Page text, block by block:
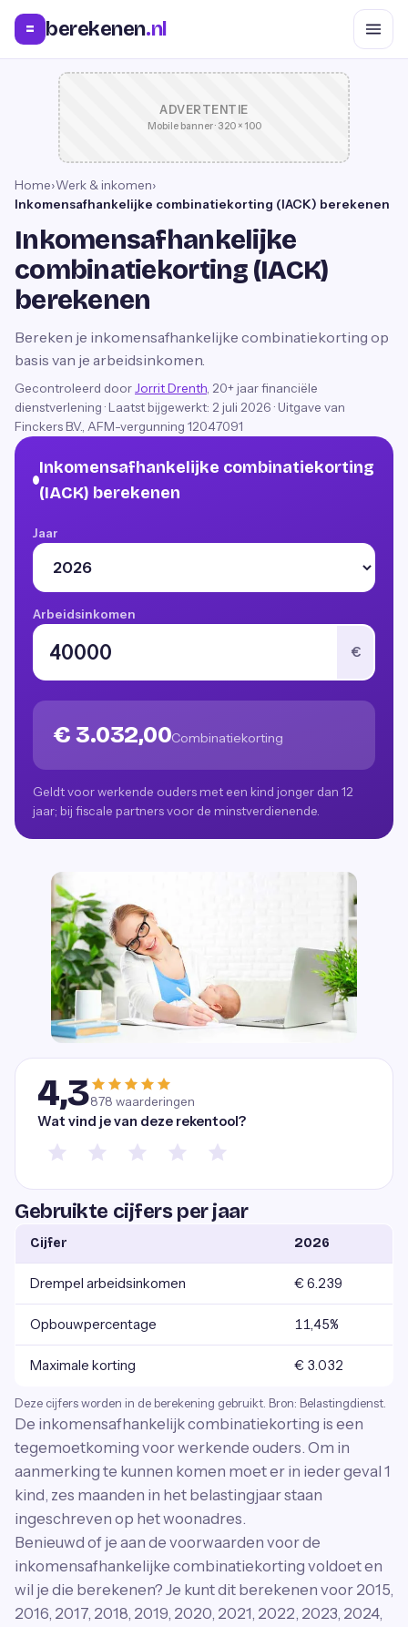
= berekenen.nl
ADVERTENTIE
Mobile banner · 320 × 100
Home›Werk & inkomen›
Inkomensafhankelijke combinatiekorting (IACK) berekenen
Inkomensafhankelijke
combinatiekorting (IACK)
berekenen
Bereken je inkomensafhankelijke combinatiekorting op
basis van je arbeidsinkomen.
Gecontroleerd door Jorrit Drenth , 20+ jaar financiële
dienstverlening · Laatst bijgewerkt: 2 juli 2026 · Uitgave van
Finckers B.V., AFM-vergunning 12047091
Inkomensafhankelijke combinatiekorting
(IACK) berekenen
Jaar
Arbeidsinkomen
€
€ 3.032,00Combinatiekorting
Geldt voor werkende ouders met een kind jonger dan 12
jaar; bij fiscale partners voor de minstverdienende.
4,3878 waarderingen
Wat vind je van deze rekentool?
Gebruikte cijfers per jaar
Cijfer 2026
Drempel arbeidsinkomen € 6.239
Opbouwpercentage 11,45%
Maximale korting € 3.032
Deze cijfers worden in de berekening gebruikt. Bron: Belastingdienst.
De inkomensafhankelijk combinatiekorting is een
tegemoetkoming voor werkende ouders. Om in
aanmerking te kunnen komen moet er in ieder geval 1
kind, zes maanden in het belastingjaar staan
ingeschreven op het woonadres.
Benieuwd of je aan de voorwaarden voor de
inkomensafhankelijke combinatiekorting voldoet en
wil je die berekenen? Je kunt dit berekenen voor 2015,
2016, 2017, 2018, 2019, 2020, 2021, 2022, 2023, 2024,